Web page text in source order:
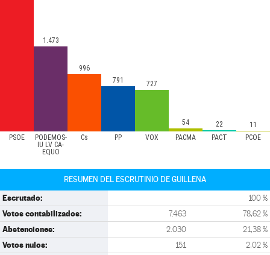
PSOE
PODEMOS-
IU LV CA-
EQUO
Cs PP VOX PACMA PACT PCOE
1.473
996
791
727
54 22 11
RESUMEN DEL ESCRUTINIO DE GUILLENA
Escrutado: 100 %
Votos contabilizados: 7.463 78,62 %
Abstenciones: 2.030 21,38 %
Votos nulos: 151 2,02 %